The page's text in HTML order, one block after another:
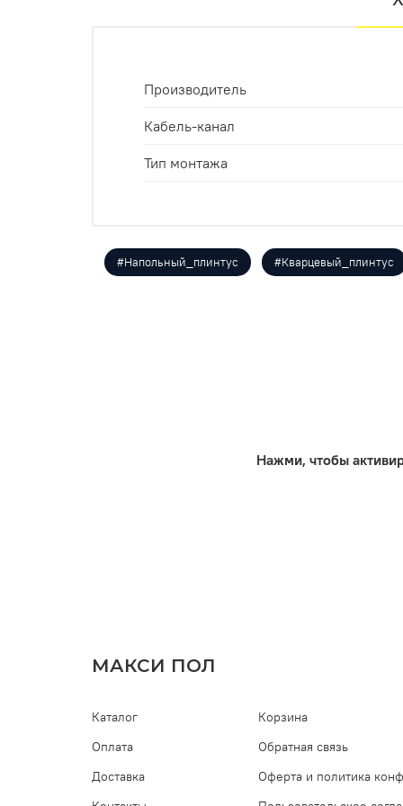
Производитель
Кабель-канал
Тип монтажа
#Напольный_плинтус #Кварцевый_плинтус
Нажми, чтобы
МАКСИ ПОЛ
Каталог
Оплата
Доставка
Корзина
Обратная связь
Оферта и политика